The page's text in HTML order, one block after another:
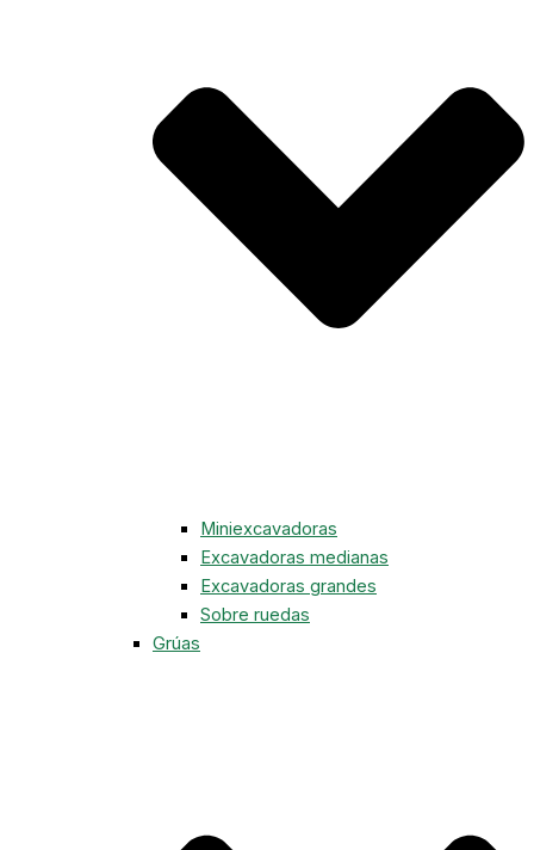
Miniexcavadoras
Excavadoras medianas
Excavadoras grandes
Sobre ruedas
Grúas